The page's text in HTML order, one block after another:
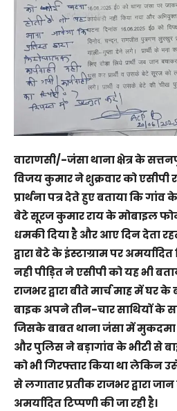
वाराणसी/-जंसा थाना क्षेत्र के
विजय कुमार ने शुक्रवार को एसीपी
प्रार्थना पत्र देते हुए बताया कि गांव
बेटे सूरज कुमार राय के मोबाइल
धमकी दिया है और आए दिन देता
द्वारा बेटे के इंस्टाग्राम पर
नही पीड़ित ने एसीपी को यह भी
राजभर द्वारा बीते मार्च माह में घर के
बाइक अपने तीन-चार साथियों के
जिसके बाबत थाना जंसा में मुकदमा
और पुलिस ने बड़ागांव के भीटी से
को भी गिरफ्तार किया था लेकिन
से लगातार प्रतीक राजभर द्वारा
अमर्यादित टिप्पणी की जा रही है।